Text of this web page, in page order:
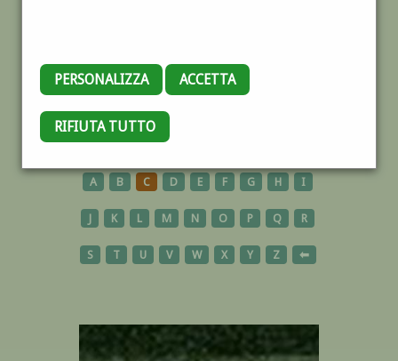
PERSONALIZZA ACCETTA
RIFIUTA TUTTO
AUTORI
A B C D E F G H I
J K L M N O P Q R
S T U V W X Y Z ⬅